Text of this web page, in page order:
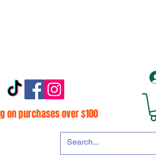
on purchases over $100